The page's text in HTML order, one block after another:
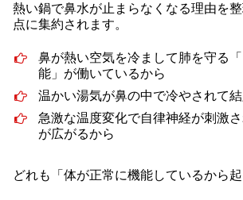
熱い鍋で鼻水が止まらなくなる理由を
点に集約されます。
鼻が熱い空気を冷まして肺を守る
能」が働いているから
温かい湯気が鼻の中で冷やされて
急激な温度変化で自律神経が刺激
が広がるから
どれも「体が正常に機能しているから起